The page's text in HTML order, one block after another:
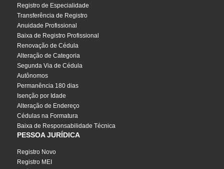
Registro de Especialidade
Transferência de Registro
Anuidade Profissional
Baixa de Registro Profissional
Renovação de Cédula
Alteração de Categoria
Segunda Via de Cédula
Autônomos
Permanência 180 dias
Isenção por Idade
Alteração de Endereço
Cédulas na Formatura
Baixa de Responsabilidade Técnica
PESSOA JURÍDICA
Registro Novo
Registro MEI